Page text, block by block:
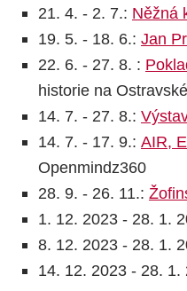
21. 4. - 2. 7.: Něžná
19. 5. - 18. 6.: Jan
22. 6. - 27. 8. :
historie na
14. 7. - 27. 8.:
14. 7. - 17. 9.: AIR,
Openmindz360
28. 9. - 26. 11.:
1. 12. 2023 - 28. 1.
8. 12. 2023 - 28. 1.
14. 12. 2023 - 28.